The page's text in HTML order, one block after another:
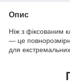
Опис
Ніж з фіксованим
— це
для